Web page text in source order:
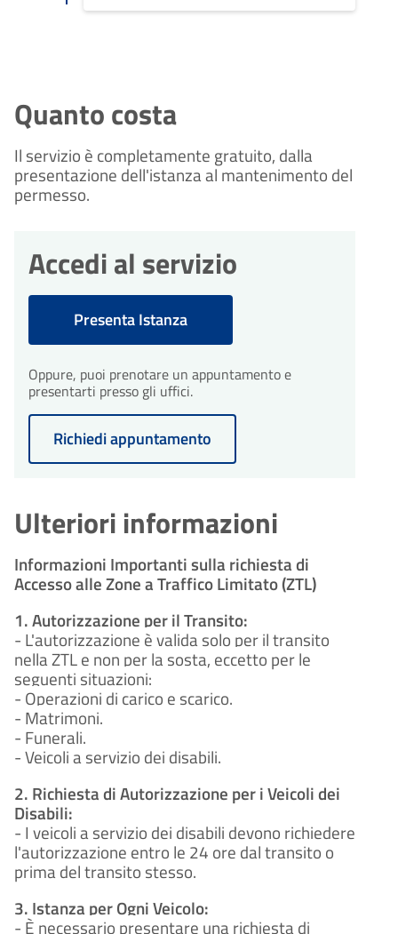
Quanto costa
Il servizio è completamente gratuito, dalla
presentazione dell'istanza al mantenimento del
permesso.
Accedi al servizio
Presenta Istanza
Oppure, puoi prenotare un appuntamento e
presentarti presso gli uffici.
Richiedi appuntamento
Ulteriori informazioni
Informazioni Importanti sulla richiesta di
Accesso alle Zone a Traffico Limitato (ZTL)
1. Autorizzazione per il Transito:
- L'autorizzazione è valida solo per il transito
nella ZTL e non per la sosta, eccetto per le
seguenti situazioni:
- Operazioni di carico e scarico.
- Matrimoni.
- Funerali.
- Veicoli a servizio dei disabili.
2. Richiesta di Autorizzazione per i Veicoli dei
Disabili:
- I veicoli a servizio dei disabili devono richiedere
l'autorizzazione entro le 24 ore dal transito o
prima del transito stesso.
3. Istanza per Ogni Veicolo:
- È necessario presentare una richiesta di